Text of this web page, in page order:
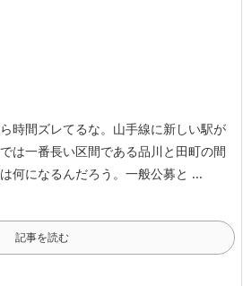
時間ズレてるな。 山手線に新しい駅が
は一番長い区間である品川と田町の間
何になるんだろう。一般公募と ...
記事を読む